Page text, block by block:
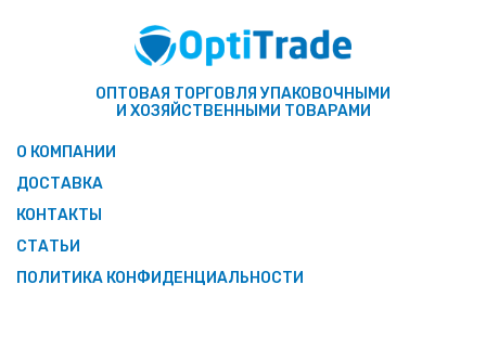
ОПТОВАЯ ТОРГОВЛЯ УПАКОВОЧНЫМИ
И ХОЗЯЙСТВЕННЫМИ ТОВАРАМИ
О КОМПАНИИ
ДОСТАВКА
КОНТАКТЫ
СТАТЬИ
ПОЛИТИКА КОНФИДЕНЦИАЛЬНОСТИ